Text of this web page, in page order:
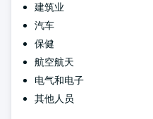
建筑业
汽车
保健
航空航天
电气和电子
其他人员